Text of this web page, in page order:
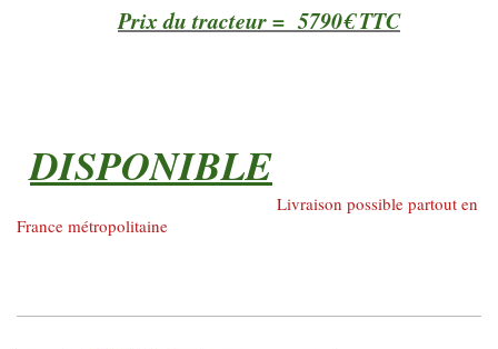
Prix du tracteur = 5790€ TTC
DISPONIBLE
Livraison possible partout en
France métropolitaine